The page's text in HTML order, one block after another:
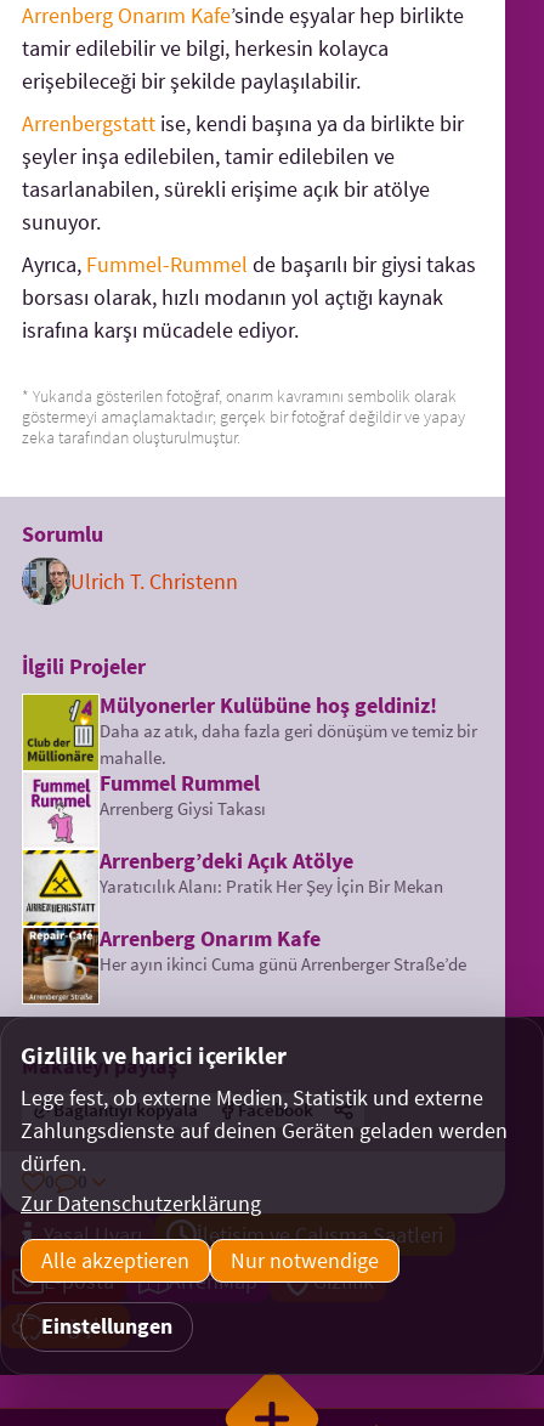
Arrenberg Onarım Kafe’sinde eşyalar hep birlikte
tamir edilebilir ve bilgi, herkesin kolayca
erişebileceği bir şekilde paylaşılabilir.
Arrenbergstattise, kendi başına ya da birlikte bir
şeyler inşa edilebilen, tamir edilebilen ve
tasarlanabilen, sürekli erişime açık bir atölye
sunuyor.
Ayrıca, Fummel-Rummel de başarılı bir giysi takas
borsası olarak, hızlı modanın yol açtığı kaynak
israfına karşı mücadele ediyor.
* Yukarıda gösterilen fotoğraf, onarım kavramını sembolik olarak
göstermeyi amaçlamaktadır; gerçek bir fotoğraf değildir ve yapay
zeka tarafından oluşturulmuştur.
Sorumlu
Ulrich T. Christenn
İlgili Projeler
Mülyonerler Kulübüne hoş geldiniz!
Daha az atık, daha fazla geri dönüşüm ve temiz bir
mahalle.
Fummel Rummel
Arrenberg Giysi Takası
Arrenberg’deki Açık Atölye
Yaratıcılık Alanı: Pratik Her Şey İçin Bir Mekan
Arrenberg Onarım Kafe
Her ayın ikinci Cuma günü Arrenberger Straße’de
Makaleyi paylaş
Bağlantıyı kopyala Facebook
Yasal Uyarı
İletişim ve Çalışma Saatleri
E-posta
ArrenMap
Gizlilik
Bağışlar
Gizlilik ve harici içerikler
Lege fest, ob externe Medien, Statistik und externe
Zahlungsdienste auf deinen Geräten geladen werden
dürfen.
Zur Datenschutzerklärung
Alle akzeptieren Nur notwendige
Einstellungen